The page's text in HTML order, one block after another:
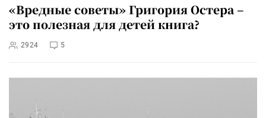
«Вредные советы» Григория Остера –
это полезная для детей книга?
2924 5